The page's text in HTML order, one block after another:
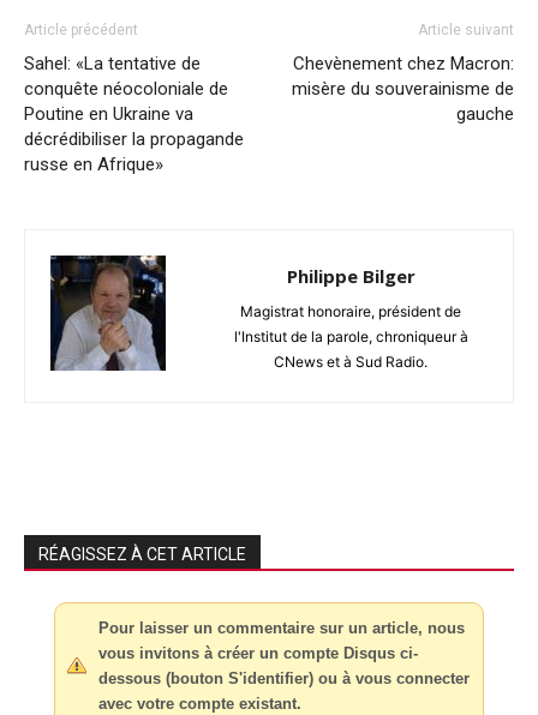
Article précédent
Sahel: «La tentative de
conquête néocoloniale de
Poutine en Ukraine va
décrédibiliser la propagande
russe en Afrique»
Article suivant
Chevènement chez Macron:
misère du souverainisme de
gauche
Philippe Bilger
Magistrat honoraire, président de
l'Institut de la parole, chroniqueur à
CNews et à Sud Radio.
RÉAGISSEZ À CET ARTICLE
Pour laisser un commentaire sur un article, nous
vous invitons à créer un compte Disqus ci-
dessous (bouton S'identifier) ou à vous connecter
avec votre compte existant.